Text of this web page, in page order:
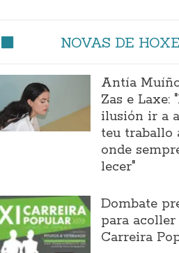
NOVAS DE HOXE
Antía
Zas e Laxe:
ilusión ir a
teu traballo
onde
lecer"
Dombate
para acoller
Carreira